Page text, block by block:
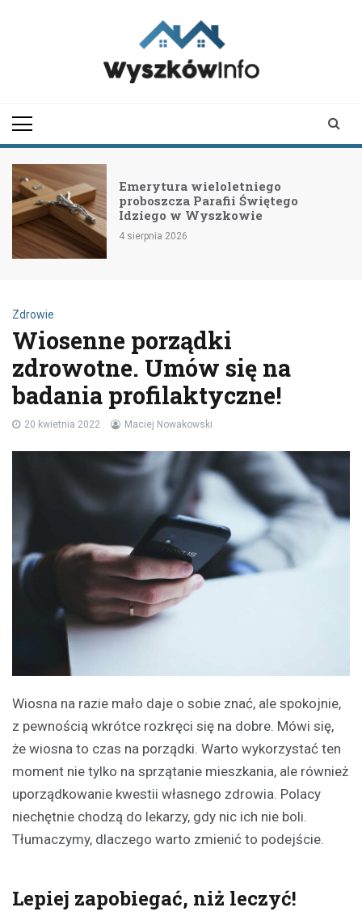
Emerytura wieloletniego
proboszcza Parafii Świętego
Idziego w Wyszkowie
4 sierpnia 2026
Zdrowie
Wiosenne porządki
zdrowotne. Umów się na
badania profilaktyczne!
20 kwietnia 2022 Maciej Nowakowski
Wiosna na razie mało daje o sobie znać, ale spokojnie,
z pewnością wkrótce rozkręci się na dobre. Mówi się,
że wiosna to czas na porządki. Warto wykorzystać ten
moment nie tylko na sprzątanie mieszkania, ale również
uporządkowanie kwestii własnego zdrowia. Polacy
niechętnie chodzą do lekarzy, gdy nic ich nie boli.
Tłumaczymy, dlaczego warto zmienić to podejście.
Lepiej zapobiegać, niż leczyć!